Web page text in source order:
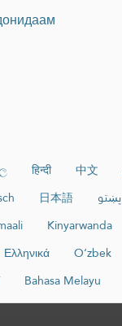
हिन्दी 中文
日本語 پښتو
Kinyarwanda
Ελληνικά O‘zbek
Bahasa Melayu